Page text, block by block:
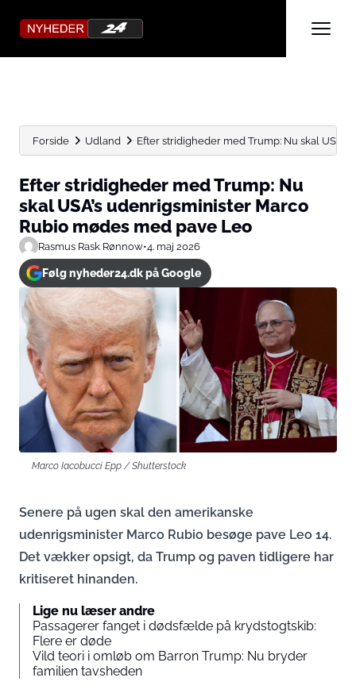
Forside Udland Efter stridigheder med Trump: Nu skal USA’s
Efter stridigheder med Trump: Nu
skal USA’s udenrigsminister Marco
Rubio mødes med pave Leo
Rasmus Rask Rønnow•4. maj 2026
Følg nyheder24.dk på Google
Marco Iacobucci Epp / Shutterstock
Senere på ugen skal den amerikanske
udenrigsminister Marco Rubio besøge pave Leo 14.
Det vækker opsigt, da Trump og paven tidligere har
kritiseret hinanden.
Lige nu læser andre
Passagerer fanget i dødsfælde på krydstogtskib:
Flere er døde
Vild teori i omløb om Barron Trump: Nu bryder
familien tavsheden